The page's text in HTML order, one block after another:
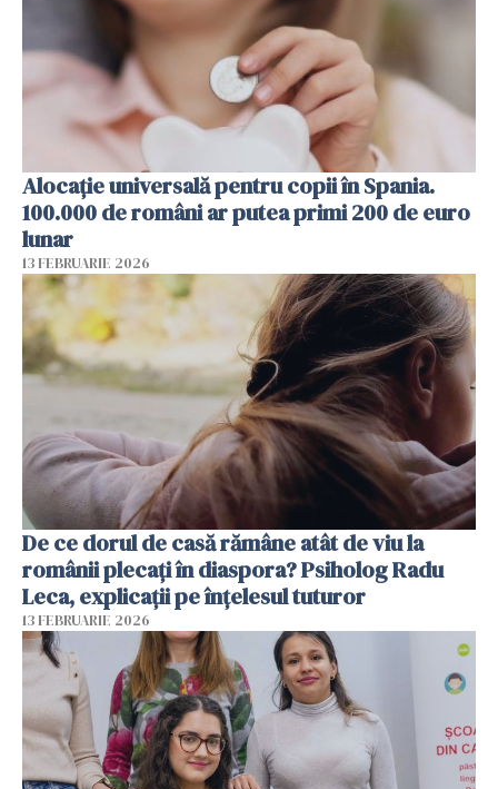
Alocație universală pentru copii în Spania.
100.000 de români ar putea primi 200 de euro
lunar
13 FEBRUARIE 2026
De ce dorul de casă rămâne atât de viu la
românii plecați în diaspora? Psiholog Radu
Leca, explicații pe înțelesul tuturor
13 FEBRUARIE 2026